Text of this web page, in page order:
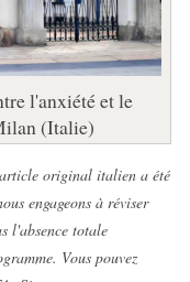
l'anxiété et le
(Italie)
original italien a été
engageons à réviser
l'absence totale
Vous pouvez